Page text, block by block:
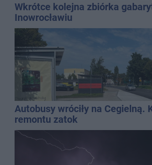
Wkrótce kolejna zbiórka
Inowrocławiu
Autobusy wróciły na Cegielną.
remontu zatok